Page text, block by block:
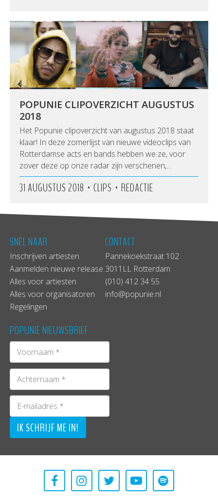
POPUNIE CLIPOVERZICHT AUGUSTUS
2018
Het Popunie clipoverzicht van augustus 2018 staat
klaar! In deze zomerlijst van nieuwe videoclips van
Rotterdamse acts en bands hebben we ze, voor
zover deze op onze radar zijn verschenen,…
31 AUGUSTUS 2018 • CLIPS • REDACTIE
SNEL NAAR
Inschrijven artiesten
Aanmelden nieuwe release
Alles voor artiesten
Alles voor organisatoren
Regelingen
CONTACT
Pannekoekstraat 102
3011LL Rotterdam
(010) 412 34 55
info@popunie.nl
POPUNIE NIEUWSBRIEF